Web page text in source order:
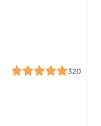
320